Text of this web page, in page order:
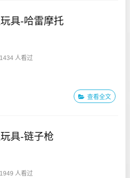
具-哈雷摩托
人看过
查看全文
具-链子枪
人看过